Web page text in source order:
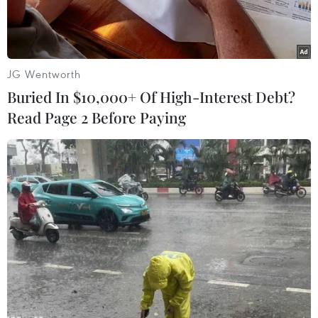
dùng cũng như nền kinh tế của nước này.
Các nhân viên tại trung tâm phân phối ở Yucheng xử lý bưu
kiện với sự trợ giúp của máy phân loại. (Nguồn: chinadaily)
Ngành chuyển phát nhanh của Trung Quốc đã
vượt mốc 100 tỷ bưu kiện trong năm nay nhanh
JG Wentworth
Buried In $10,000+ Of High-Interest Debt?
Read Page 2 Before Paying